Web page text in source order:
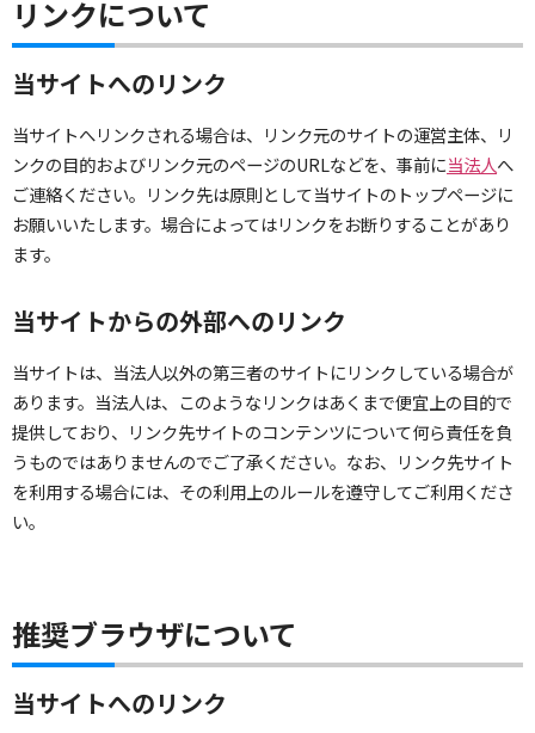
リンクについて
当サイトへのリンク
当サイトへリンクされる場合は、リンク元のサイトの運営主体、リ
ンクの目的およびリンク元のページのURLなどを、事前に当法人へ
ご連絡ください。リンク先は原則として当サイトのトップページに
お願いいたします。場合によってはリンクをお断りすることがあり
ます。
当サイトからの外部へのリンク
当サイトは、当法人以外の第三者のサイトにリンクしている場合が
あります。当法人は、このようなリンクはあくまで便宜上の目的で
提供しており、リンク先サイトのコンテンツについて何ら責任を負
うものではありませんのでご了承ください。なお、リンク先サイト
を利用する場合には、その利用上のルールを遵守してご利用くださ
い。
推奨ブラウザについて
当サイトへのリンク